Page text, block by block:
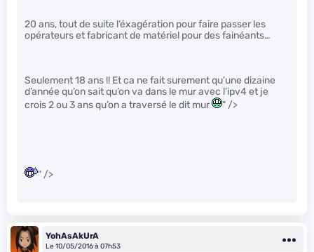
20 ans, tout de suite l’éxagération pour faire passer les
opérateurs et fabricant de matériel pour des fainéants…
Seulement 18 ans !! Et ca ne fait surement qu’une dizaine
d’année qu’on sait qu’on va dans le mur avec l’ipv4 et je
crois 2 ou 3 ans qu’on a traversé le dit mur
" />
" />
YohAsAkUrA
Le 10/05/2016 à 07h53